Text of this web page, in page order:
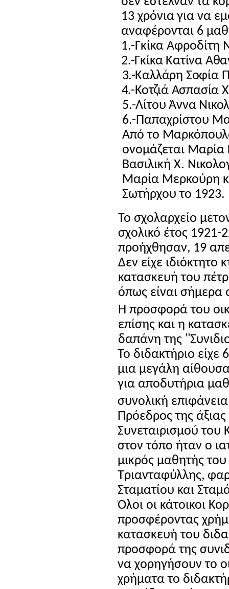
13 χρόνια για να
αναφέρονται 6
1.-Γκίκα Αφροδίτη
2.-Γκίκα Κατίνα
3.-Καλλάρη Σοφία
4.-Κοτζιά Ασπασία
5.-Λίτου Άννα
6.-Παπαχρίστου
Από το
ονομάζεται Μαρία
Βασιλική Χ.
Μαρία Μερκούρη
Σωτήρχου το 1923.
Το σχολαρχείο
σχολικό έτος 1921-
προήχθησαν, 19
Δεν είχε ιδιόκτητο
κατασκευή του
όπως είναι σήμερα
Η προσφορά του
επίσης και η
δαπάνη της
Το διδακτήριο
μια μεγάλη
για αποδυτήρια
συνολική
Πρόεδρος της άξιας
Συνεταιρισμού
στον τόπο ήταν ο
μικρός μαθητής
Τριανταφύλλης,
Σταματίου και
Όλοι οι κάτοικοι
προσφέροντας
κατασκευή του
προσφορά της
να χορηγήσουν το
χρήματα το